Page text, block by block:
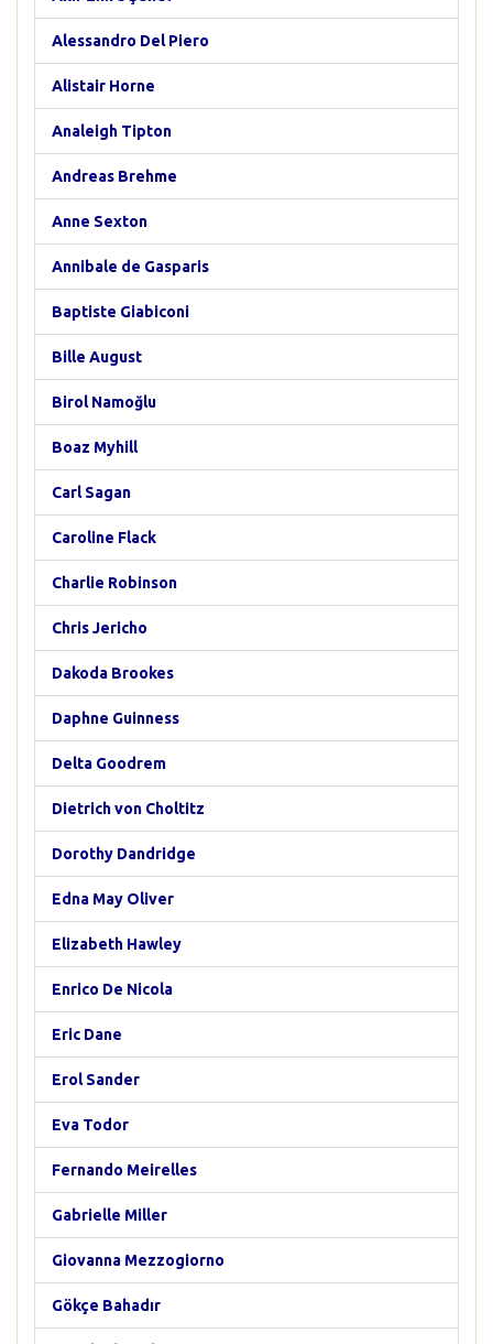
Alessandro Del Piero
Alistair Horne
Analeigh Tipton
Andreas Brehme
Anne Sexton
Annibale de Gasparis
Baptiste Giabiconi
Bille August
Birol Namoğlu
Boaz Myhill
Carl Sagan
Caroline Flack
Charlie Robinson
Chris Jericho
Dakoda Brookes
Daphne Guinness
Delta Goodrem
Dietrich von Choltitz
Dorothy Dandridge
Edna May Oliver
Elizabeth Hawley
Enrico De Nicola
Eric Dane
Erol Sander
Eva Todor
Fernando Meirelles
Gabrielle Miller
Giovanna Mezzogiorno
Gökçe Bahadır